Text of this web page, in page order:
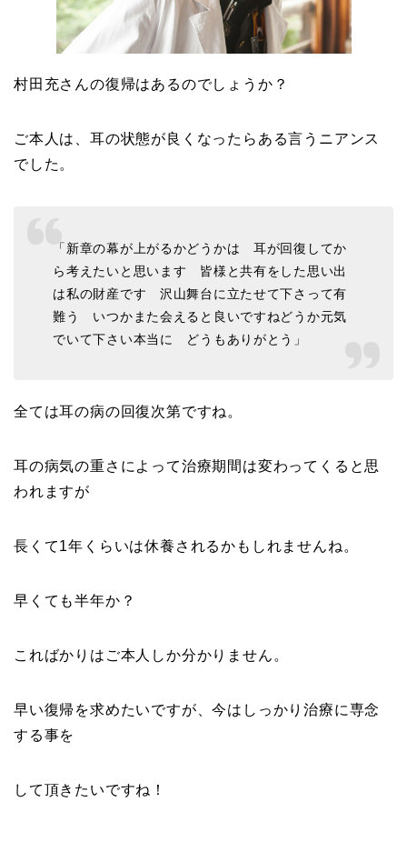
村田充さんの復帰はあるのでしょうか？
ご本人は、耳の状態が良くなったらある言うニアンス
でした。
「新章の幕が上がるかどうかは 耳が回復してか
ら考えたいと思います 皆様と共有をした思い出
は私の財産です 沢山舞台に立たせて下さって有
難う いつかまた会えると良いですねどうか元気
でいて下さい本当に どうもありがとう」
全ては耳の病の回復次第ですね。
耳の病気の重さによって治療期間は変わってくると思
われますが
長くて1年くらいは休養されるかもしれませんね。
早くても半年か？
こればかりはご本人しか分かりません。
早い復帰を求めたいですが、今はしっかり治療に専念
する事を
して頂きたいですね！